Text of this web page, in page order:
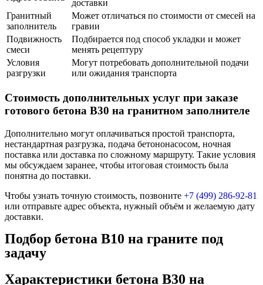
доставки
Гранитный
заполнитель
Может отличаться по стоимости от смесей на
гравии
Подвижность
смеси
Подбирается под способ укладки и может
менять рецептуру
Условия
разгрузки
Могут потребовать дополнительной подачи
или ожидания транспорта
Стоимость дополнительных услуг при заказе
готового бетона В30 на гранитном заполнителе
Дополнительно могут оплачиваться простой транспорта,
нестандартная разгрузка, подача бетононасосом, ночная
поставка или доставка по сложному маршруту. Такие условия
мы обсуждаем заранее, чтобы итоговая стоимость была
понятна до поставки.
Чтобы узнать точную стоимость, позвоните +7 (499) 286-92-81
или отправьте адрес объекта, нужный объём и желаемую дату
доставки.
Подбор бетона В10 на граните под
задачу
Характеристики бетона В30 на